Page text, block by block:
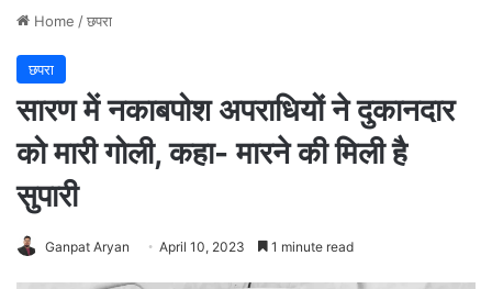
Home /छपरा
छपरा
सारण में नकाबपोश अपराधियों ने दुकानदार
को मारी गोली, कहा- मारने की मिली है
सुपारी
Ganpat Aryan April 10, 2023 1 minute read